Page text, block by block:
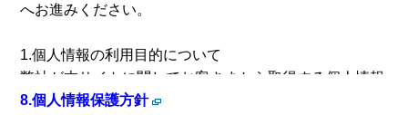
へお進みください。
1.個人情報の利用目的について
弊社が本サイトに関してお客さまから取得する個人情報
は、
8.個人情報保護方針